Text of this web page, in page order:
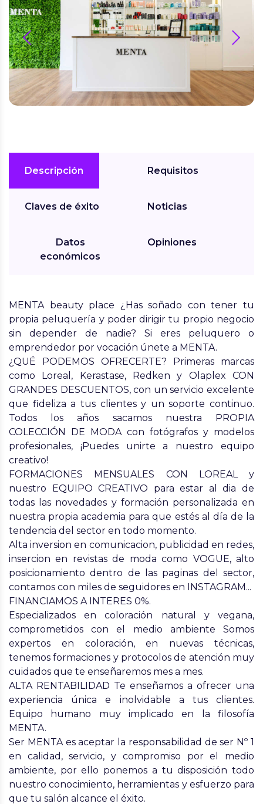
prev next
Descripción
Claves de éxito
Datos
económicos
Requisitos
Noticias
Opiniones
MENTA beauty place ¿Has soñado con tener tu
propia peluquería y poder dirigir tu propio negocio
sin depender de nadie? Si eres peluquero o
emprendedor por vocación únete a MENTA.
¿QUÉ PODEMOS OFRECERTE? Primeras marcas
como Loreal, Kerastase, Redken y Olaplex CON
GRANDES DESCUENTOS, con un servicio excelente
que fideliza a tus clientes y un soporte continuo.
Todos los años sacamos nuestra PROPIA
COLECCIÓN DE MODA con fotógrafos y modelos
profesionales, ¡Puedes unirte a nuestro equipo
creativo!
FORMACIONES MENSUALES CON LOREAL y
nuestro EQUIPO CREATIVO para estar al dia de
todas las novedades y formación personalizada en
nuestra propia academia para que estés al día de la
tendencia del sector en todo momento.
Alta inversion en comunicacion, publicidad en redes,
insercion en revistas de moda como VOGUE, alto
posicionamiento dentro de las paginas del sector,
contamos con miles de seguidores en INSTAGRAM...
FINANCIAMOS A INTERES 0%.
Especializados en coloración natural y vegana,
comprometidos con el medio ambiente Somos
expertos en coloración, en nuevas técnicas,
tenemos formaciones y protocolos de atención muy
cuidados que te enseñaremos mes a mes.
ALTA RENTABILIDAD Te enseñamos a ofrecer una
experiencia única e inolvidable a tus clientes.
Equipo humano muy implicado en la filosofía
MENTA.
Ser MENTA es aceptar la responsabilidad de ser Nº 1
en calidad, servicio, y compromiso por el medio
ambiente, por ello ponemos a tu disposición todo
nuestro conocimiento, herramientas y esfuerzo para
que tu salón alcance el éxito.